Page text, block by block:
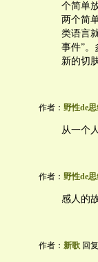
个简单
两个简
类语言
事件”。
新的切
作者： 野性de
从一个
作者： 野性de
感人的
作者： 新歌 回复